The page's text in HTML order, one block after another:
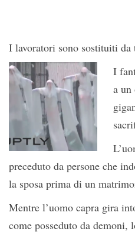
I lavoratori sono sostituiti
I
a un
preceduto da persone che
la sposa prima di un
Mentre l’uomo capra gira
come posseduto da demoni,